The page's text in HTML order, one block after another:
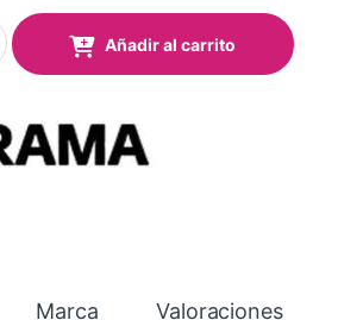
300 1,37x25 Mts (Deportes
Añadir al carrito
Marca Valoraciones